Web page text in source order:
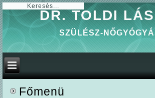
0
DR. TOLDI
SZÜLÉSZ-
Főmenü